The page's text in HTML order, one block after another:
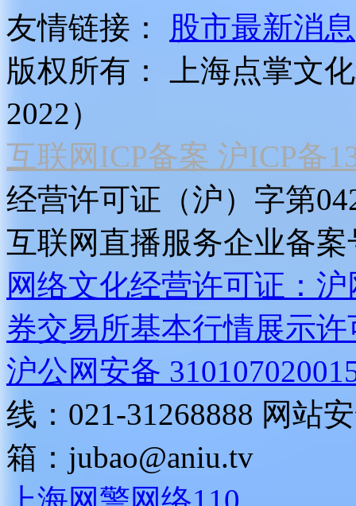
友情链接：
股市最新消息
版权所有：
上海点掌文
2022）
互联网ICP备案 沪ICP备
经营许可证（沪）字第
互联网直播服务企业备案
网络文化经营许可证：
券交易所基本行情展示许
沪公网安备
线：021-31268888 网站
箱： jubao@aniu.tv